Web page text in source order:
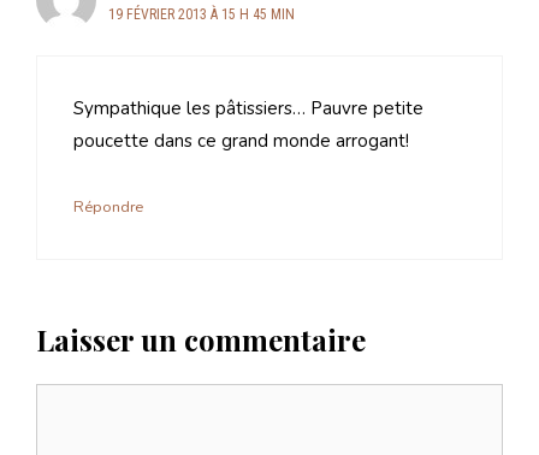
19 FÉVRIER 2013 À 15 H 45 MIN
Sympathique les pâtissiers… Pauvre petite
poucette dans ce grand monde arrogant!
Répondre
Laisser un commentaire